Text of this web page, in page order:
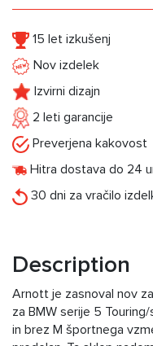
15 let izkušenj
Nov izdelek
Izvirni dizajn
2 leti garancije
Preverjena kakovost
Hitra dostava do 24
30 dni za vračilo
Description
Arnott je zasnoval nov
za BMW serije 5
in brez M športnega